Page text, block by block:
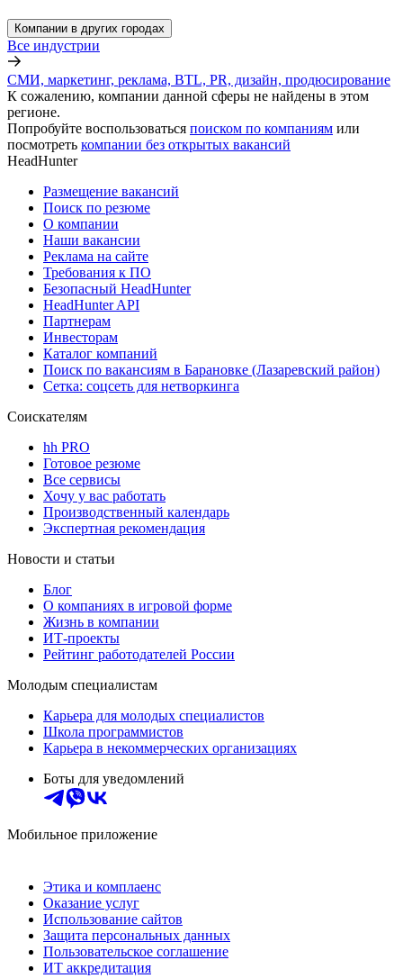
Компании в других городах
Все индустрии
СМИ, маркетинг, реклама, BTL, PR, дизайн, продюсирование
К сожалению, компании данной сферы не найдены в этом
регионе.
Попробуйте воспользоваться поиском по компаниям или
посмотреть компании без открытых вакансий
HeadHunter
Размещение вакансий
Поиск по резюме
О компании
Наши вакансии
Реклама на сайте
Требования к ПО
Безопасный HeadHunter
HeadHunter API
Партнерам
Инвесторам
Каталог компаний
Поиск по вакансиям в Барановке (Лазаревский район)
Сетка: соцсеть для нетворкинга
Соискателям
hh PRO
Готовое резюме
Все сервисы
Хочу у вас работать
Производственный календарь
Экспертная рекомендация
Новости и статьи
Блог
О компаниях в игровой форме
Жизнь в компании
ИТ-проекты
Рейтинг работодателей России
Молодым специалистам
Карьера для молодых специалистов
Школа программистов
Карьера в некоммерческих организациях
Боты для уведомлений
Мобильное приложение
Этика и комплаенс
Оказание услуг
Использование сайтов
Защита персональных данных
Пользовательское соглашение
ИТ аккредитация